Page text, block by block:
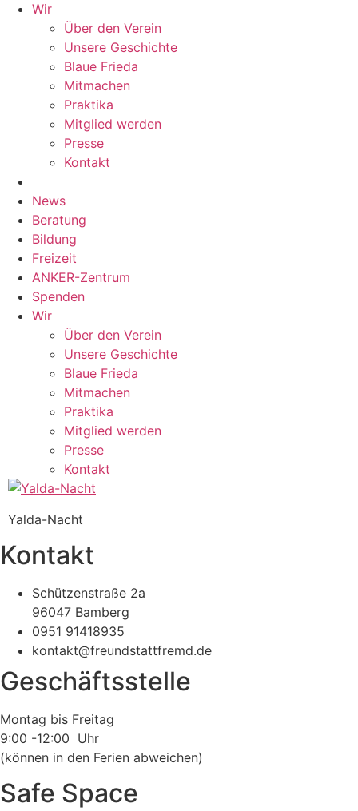
Wir
Über den Verein
Unsere Geschichte
Blaue Frieda
Mitmachen
Praktika
Mitglied werden
Presse
Kontakt
News
Beratung
Bildung
Freizeit
ANKER-Zentrum
Spenden
Wir
Über den Verein
Unsere Geschichte
Blaue Frieda
Mitmachen
Praktika
Mitglied werden
Presse
Kontakt
Yalda-Nacht
Kontakt
Schützenstraße 2a
96047 Bamberg
0951 91418935
kontakt@freundstattfremd.de
Geschäftsstelle
Montag bis Freitag
9:00 -12:00 Uhr
(können in den Ferien abweichen)
Safe Space